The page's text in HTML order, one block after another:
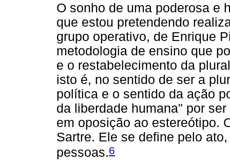
O sonho de uma poderosa e
que estou pretendendo
grupo operativo, de Enrique
metodologia de ensino que
e o restabelecimento da
isto é, no sentido de ser a
política e o sentido da ação
da liberdade humana" por
em oposição ao estereótipo.
Sartre. Ele se define pelo
pessoas.6